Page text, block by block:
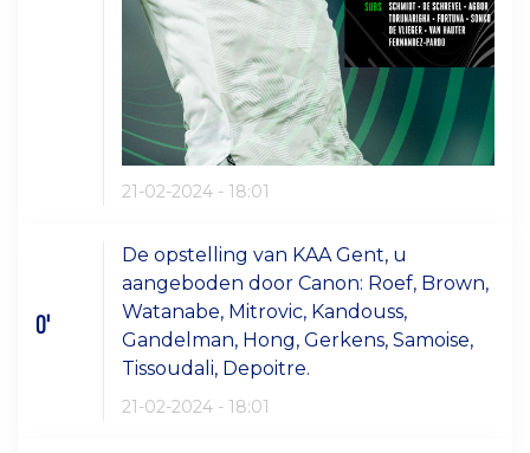
21-02-2024 - 18:01
0'
De opstelling van KAA Gent, u
aangeboden door Canon: Roef, Brown,
Watanabe, Mitrovic, Kandouss,
Gandelman, Hong, Gerkens, Samoise,
Tissoudali, Depoitre.
21-02-2024 - 18:01